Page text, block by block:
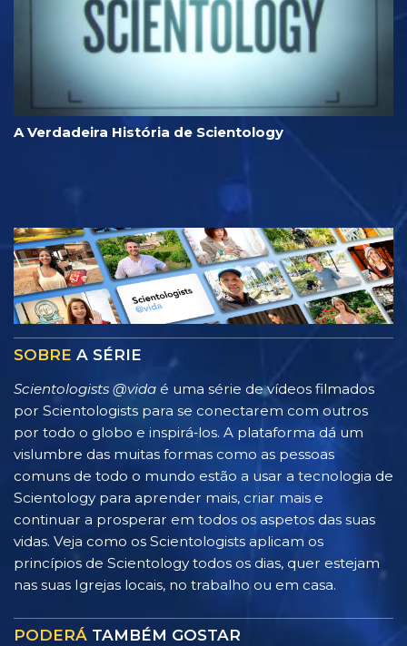
A Verdadeira História de Scientology
SOBRE A SÉRIE
Scientologists @vida é uma série de vídeos filmados
por Scientologists para se conectarem com outros
por todo o globo e inspirá‑los. A plataforma dá um
vislumbre das muitas formas como as pessoas
comuns de todo o mundo estão a usar a tecnologia de
Scientology para aprender mais, criar mais e
continuar a prosperar em todos os aspetos das suas
vidas. Veja como os Scientologists aplicam os
princípios de Scientology todos os dias, quer estejam
nas suas Igrejas locais, no trabalho ou em casa.
PODERÁ TAMBÉM GOSTAR